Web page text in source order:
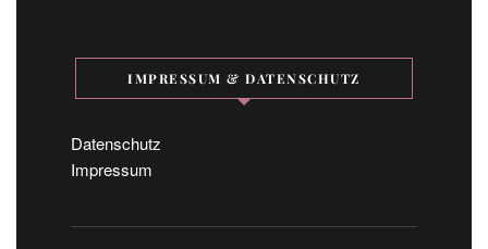
IMPRESSUM & DATENSCHUTZ
Datenschutz
Impressum